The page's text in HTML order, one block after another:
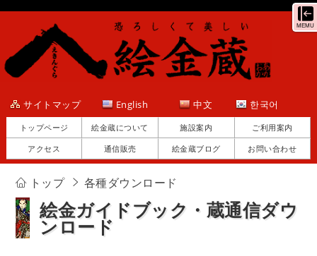
サイトマップ English 中文 한국어
MEMU
トップページ 絵金蔵について 施設案内
ご利用案内
アクセス
通信販売 絵金蔵ブログ お問い合わせ
トップ 各種ダウンロード
絵金ガイドブック・蔵通信ダウ
ンロード